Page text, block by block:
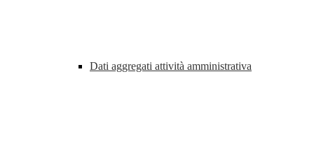
Dati aggregati attività amministrativa